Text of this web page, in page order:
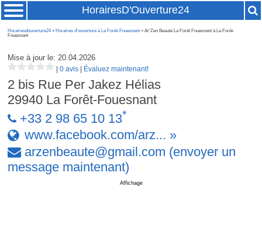
HorairesD'Ouverture24
Horairesdouverture24» Horaires d'ouverture à La Forêt-Fouesnant » Ar'Zen Beauté La Forêt Fouesnant à La Forêt-
Fouesnant
Mise à jour le: 20.04.2026
|0 avis Évaluez maintenant!
2 bis Rue Per Jakez Hélias
29940 La Forêt-Fouesnant
+33 2 98 65 10 13*
www.facebook.com/arz... »
arzenbeaute@gmail.com (envoyer un
message maintenant)
Affichage